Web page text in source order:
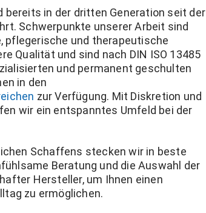
bereits in der dritten Generation seit der
Schwerpunkte unserer Arbeit sind
pflegerische und therapeutische
Qualität und sind nach DIN ISO 13485
und permanent geschulten
in den
zur Verfügung. Mit Diskretion und
wir ein entspanntes Umfeld bei der
Schaffens stecken wir in beste
Beratung und die Auswahl der
Hersteller, um Ihnen einen
zu ermöglichen.